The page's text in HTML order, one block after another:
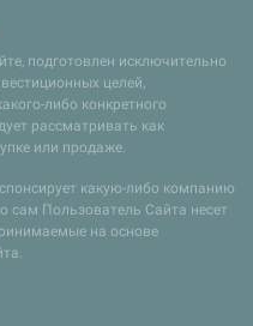
подготовлен исключительно
целей,
либо конкретного
рассматривать как
или продаже.
какую-либо компанию
сам Пользователь Сайта несет
на основе